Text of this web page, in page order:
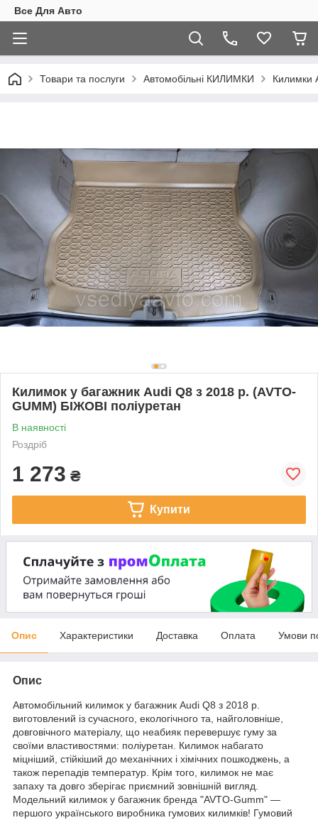
Все Для Авто
Товари та послуги Автомобільні КИЛИМКИ Килимки
Килимок у багажник Audi Q8 з 2018 р. (AVTO-
GUMM) БІЖОВІ поліуретан
В наявності
Роздріб
1 273 ₴
Купити
Опис Характеристики Доставка Оплата Умови
Опис
Автомобільний килимок у багажник Audi Q8 з 2018 р.
виготовлений із сучасного, екологічного та, найголовніше,
довговічного матеріалу, що неабияк перевершує гуму за
своїми властивостями: поліуретан. Килимок набагато
міцніший, стійкіший до механічних і хімічних пошкоджень, а
також перепадів температур. Крім того, килимок не має
запаху та довго зберігає приємний зовнішній вигляд.
Модельний килимок у багажник бренда "AVTO-Gumm" —
першого українського виробника гумових килимків! Гумовий